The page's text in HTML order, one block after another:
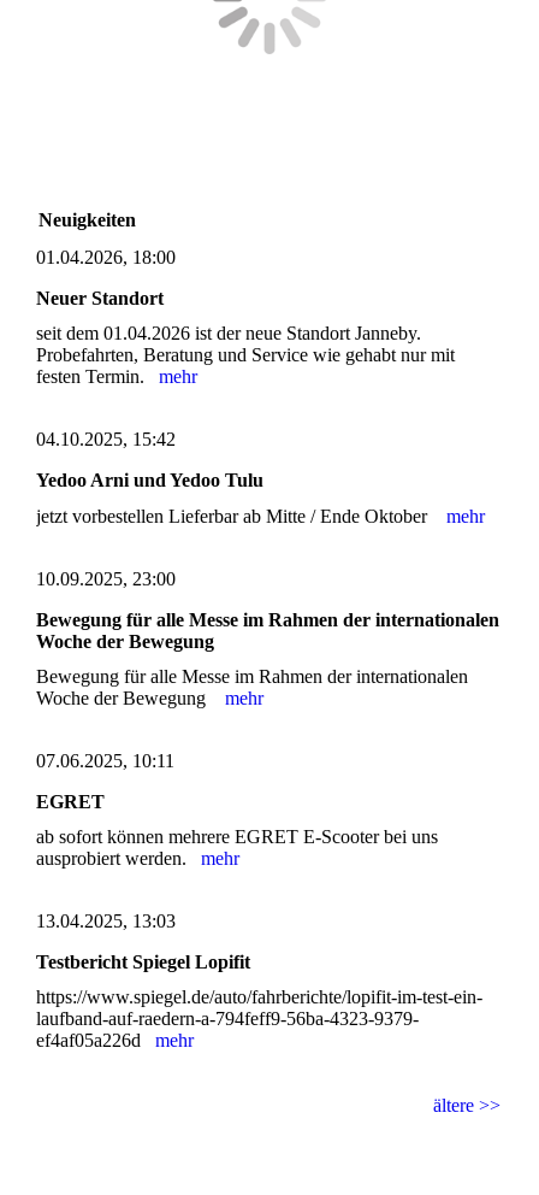
Neuigkeiten
01.04.2026, 18:00
Neuer Standort
seit dem 01.04.2026 ist der neue Standort Janneby.
Probefahrten, Beratung und Service wie gehabt nur mit
festen Termin. mehr
04.10.2025, 15:42
Yedoo Arni und Yedoo Tulu
jetzt vorbestellen Lieferbar ab Mitte / Ende Oktober mehr
10.09.2025, 23:00
Bewegung für alle Messe im Rahmen der internationalen
Woche der Bewegung
Bewegung für alle Messe im Rahmen der internationalen
Woche der Bewegung mehr
07.06.2025, 10:11
EGRET
ab sofort können mehrere EGRET E-Scooter bei uns
ausprobiert werden. mehr
13.04.2025, 13:03
Testbericht Spiegel Lopifit
https://www.spiegel.de/auto/fahrberichte/lopifit-im-test-ein-
laufband-auf-raedern-a-794feff9-56ba-4323-9379-
ef4af05a226d mehr
ältere >>